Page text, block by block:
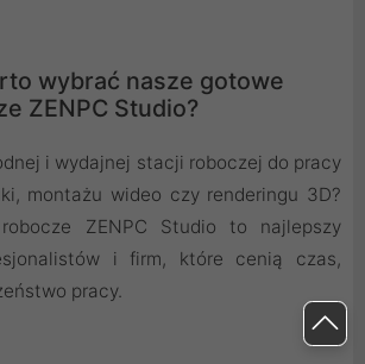
wybrać nasze gotowe
ZENPC Studio?
i wydajnej stacji roboczej do pracy
montażu wideo czy renderingu 3D?
ZENPC Studio to najlepszy
i firm, które cenią czas,
pracy.